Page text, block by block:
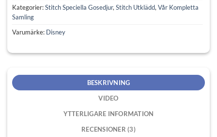
Kategorier:Stitch Speciella Gosedjur, Stitch Utklädd, Vår Kompletta
Samling
Varumärke: Disney
BESKRIVNING
VIDEO
YTTERLIGARE INFORMATION
RECENSIONER (3)